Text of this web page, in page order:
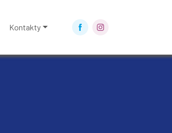
Kontakty